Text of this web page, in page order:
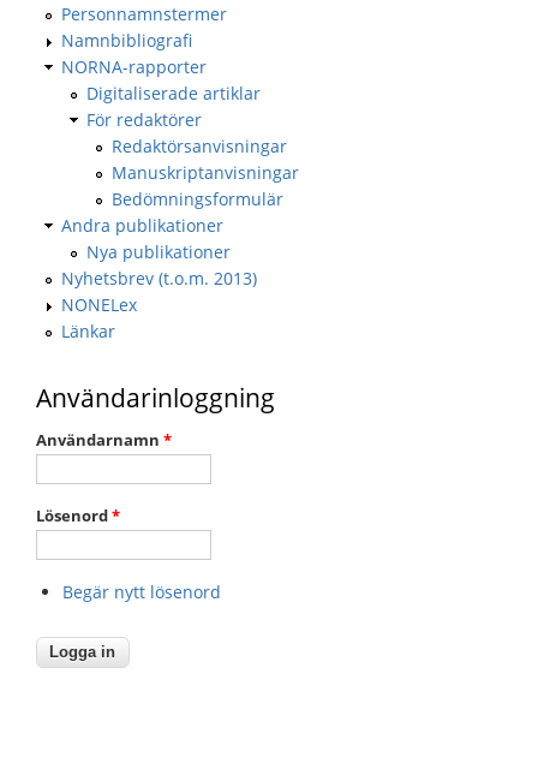
Personnamnstermer
Namnbibliografi
NORNA-rapporter
Digitaliserade artiklar
För redaktörer
Redaktörsanvisningar
Manuskriptanvisningar
Bedömningsformulär
Andra publikationer
Nya publikationer
Nyhetsbrev (t.o.m. 2013)
NONELex
Länkar
Användarinloggning
Användarnamn *
Lösenord*
Begär nytt lösenord